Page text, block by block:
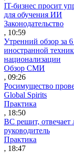
IT-бизнес просит
для обучения ИИ
Законодательство
, 10:59
Утренний обзор за
иностранной
национализации
Обзор СМИ
, 09:26
Росимущество
Global Spirits
Практика
, 18:50
ВС решит,
руководитель
Практика
, 18:47